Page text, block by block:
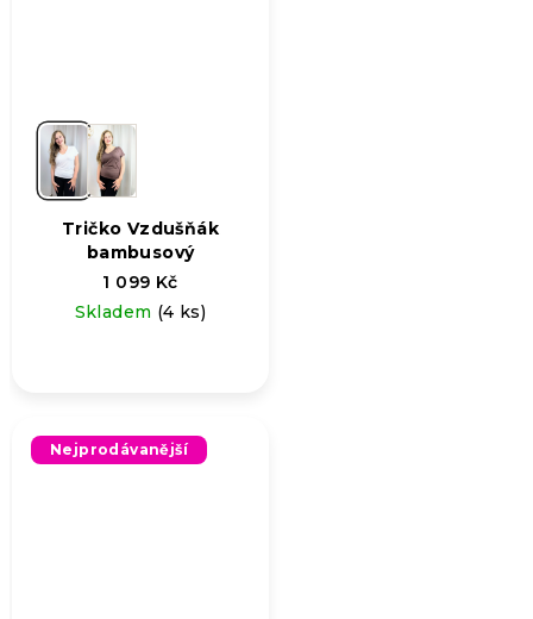
Tričko Vzdušňák
bambusový
1 099 Kč
Skladem (4 ks)
Nejprodávanější